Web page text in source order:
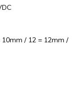
/ 12 = 12mm /